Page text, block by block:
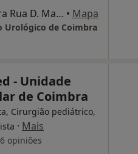
Clínica Particular de Coimbra Rua D. Manuel I, Nº8, Coimbra • Mapa
Urológico de Coimbra
- Unidade
de Coimbra
Cirurgião pediátrico,
· Mais
6 opiniões